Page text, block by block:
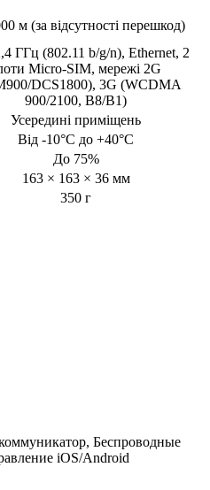
м (за відсутності перешкод)
ГГц (802.11 b/g/n), Ethernet, 2
Micro-SIM, мережі 2G
DCS1800), 3G (WCDMA
900/2100, B8/B1)
Усередині приміщень
Від -10°С до +40°С
До 75%
163 × 163 × 36 мм
350 г
Беспроводные
iOS/Android